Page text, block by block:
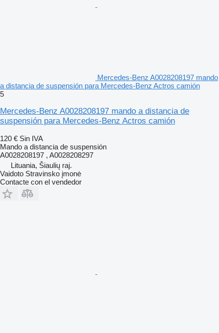
Mercedes-Benz A0028208197 mando
a distancia de suspensión para Mercedes-Benz Actros camión
5
Mercedes-Benz A0028208197 mando a distancia de
suspensión para Mercedes-Benz Actros camión
120 € Sin IVA
Mando a distancia de suspensión
A0028208197 , A0028208297
Lituania, Šiaulių raj.
Vaidoto Stravinsko įmonė
Contacte con el vendedor